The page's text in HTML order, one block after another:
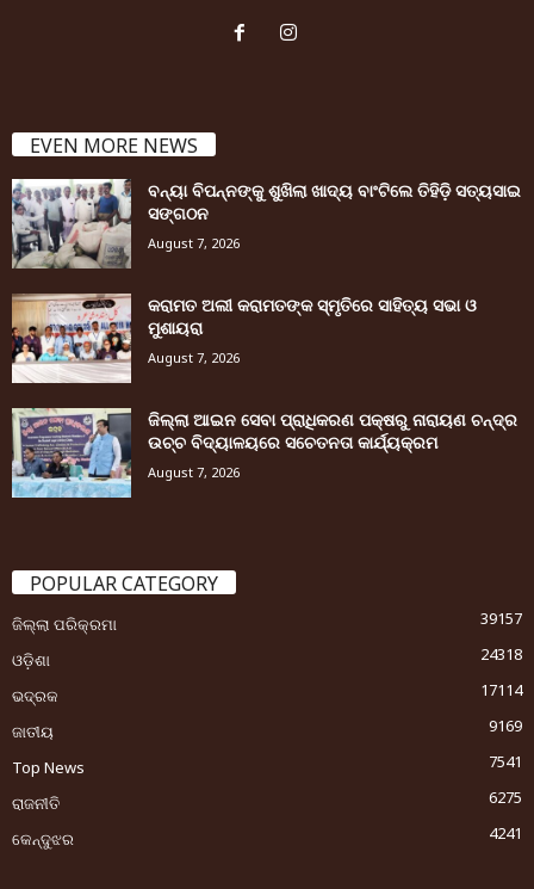
EVEN MORE NEWS
ବନ୍ୟା ବିପନ୍ନଙ୍କୁ ଶୁଖିଲା ଖାଦ୍ୟ ବାଂଟିଲେ ତିହିଡି଼ ସତ୍ୟସାଇ
ସଙ୍ଗଠନ
August 7, 2026
କରାମତ ଅଲୀ କରାମତଙ୍କ ସ୍ମୃତିରେ ସାହିତ୍ୟ ସଭା ଓ
ମୁଶାୟରା
August 7, 2026
ଜିଲ୍ଲା ଆଇନ ସେବା ପ୍ରାଧିକରଣ ପକ୍ଷରୁ ନାରାୟଣ ଚନ୍ଦ୍ର
ଉଚ୍ଚ ବିଦ୍ୟାଳୟରେ ସଚେତନତା କାର୍ଯ୍ୟକ୍ରମ
August 7, 2026
POPULAR CATEGORY
ଜିଲ୍ଲା ପରିକ୍ରମା
39157
ଓଡ଼ିଶା
24318
ଭଦ୍ରକ
17114
ଜାତୀୟ
9169
Top News
7541
ରାଜନୀତି
6275
କେନ୍ଦୁଝର
4241